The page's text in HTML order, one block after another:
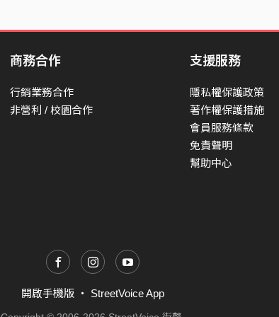
商務合作
行銷業務合作
非營利 / 校園合作
支援服務
隱私權保護政策
著作權保護措施
會員服務條款
免責聲明
幫助中心
開啟手機版 ・ StreetVoice App